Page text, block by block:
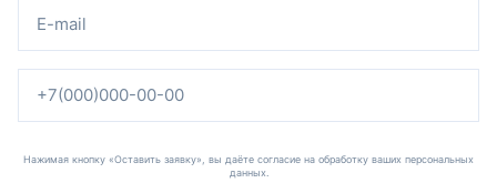
Нажимая кнопку «Оставить заявку», вы даёте согласие на обработку ваших персональных
данных.